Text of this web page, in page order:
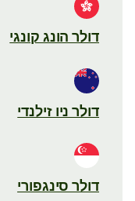
דולר הונג קונגי
דולר ניו זילנדי
דולר סינגפורי